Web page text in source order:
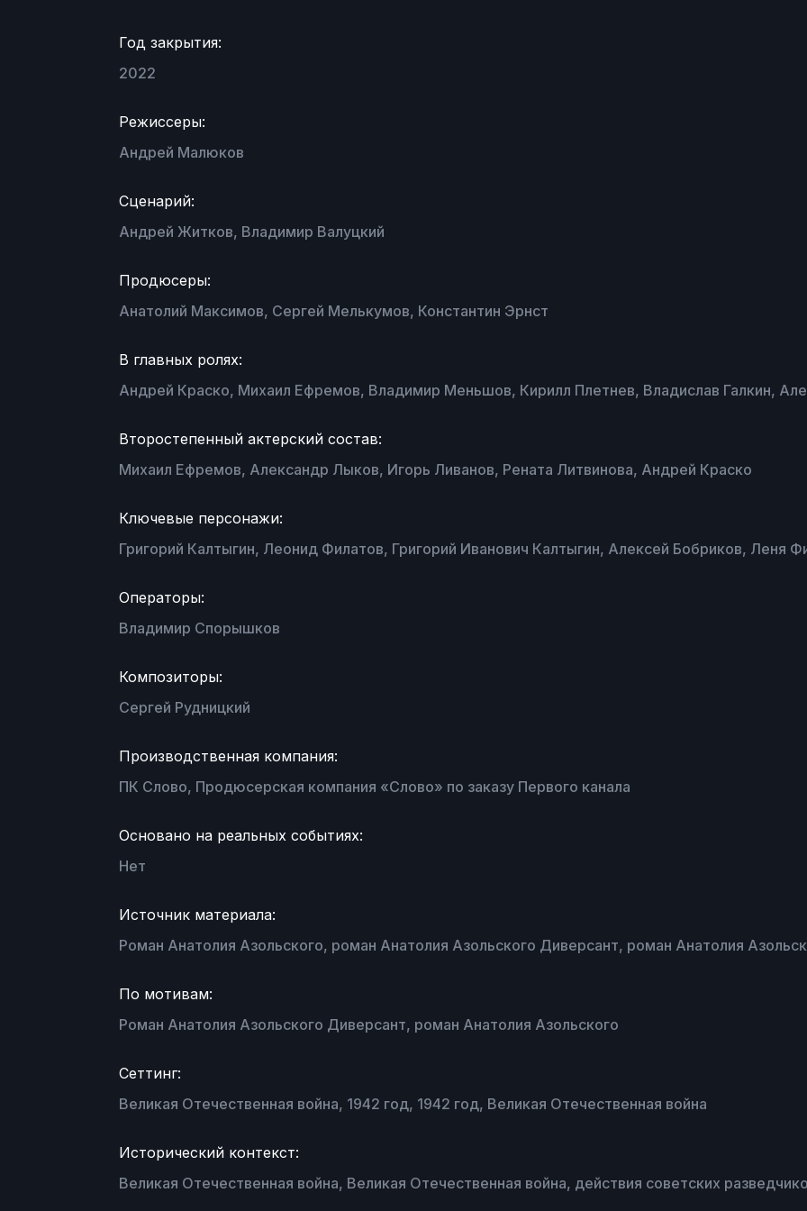
Год закрытия:
2022
Режиссеры:
Андрей Малюков
Сценарий:
Андрей Житков, Владимир Валуцкий
Продюсеры:
Анатолий Максимов, Сергей Мелькумов, Константин Эрнст
В главных ролях:
Андрей Краско, Михаил Ефремов, Владимир Меньшов, Кирилл Плетнев, Владислав Галкин,
Второстепенный актерский состав:
Михаил Ефремов, Александр Лыков, Игорь Ливанов, Рената Литвинова, Андрей Краско
Ключевые персонажи:
Григорий Калтыгин, Леонид Филатов, Григорий Иванович Калтыгин, Алексей Бобриков, Леня
Операторы:
Владимир Спорышков
Композиторы:
Сергей Рудницкий
Производственная компания:
ПК Слово, Продюсерская компания «Слово» по заказу Первого канала
Основано на реальных событиях:
Нет
Источник материала:
Роман Анатолия Азольского, роман Анатолия Азольского Диверсант, роман Анатолия
По мотивам:
Роман Анатолия Азольского Диверсант, роман Анатолия Азольского
Сеттинг:
Великая Отечественная война, 1942 год, 1942 год, Великая Отечественная война
Исторический контекст:
Великая Отечественная война, Великая Отечественная война, действия советских